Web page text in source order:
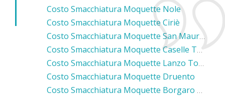
Costo Smacchiatura Moquette Nole
Costo Smacchiatura Moquette Ciriè
Costo Smacchiatura Moquette San Maurizio Canavese
Costo Smacchiatura Moquette Caselle Torinese
Costo Smacchiatura Moquette Lanzo Torinese
Costo Smacchiatura Moquette Druento
Costo Smacchiatura Moquette Borgaro Torinese